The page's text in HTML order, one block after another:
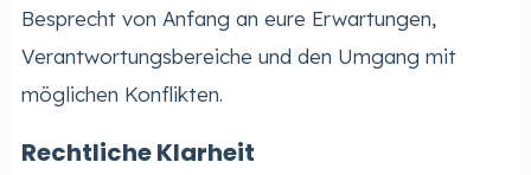
Besprecht von Anfang an eure Erwartungen,
Verantwortungsbereiche und den Umgang mit
möglichen Konflikten.
Rechtliche Klarheit